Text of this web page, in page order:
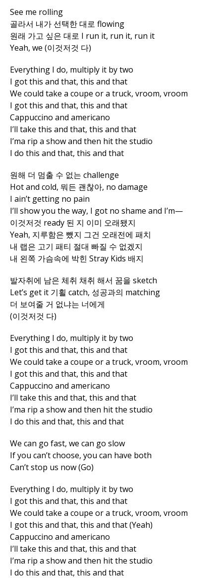
See me rolling
골라서 내가 선택한 대로 flowing
원래 가고 싶은 대로 I run it, run it, run it
Yeah, we (이것저것 다)
Everything I do, multiply it by two
I got this and that, this and that
We could take a coupe or a truck, vroom, vroom
I got this and that, this and that
Cappuccino and americano
I’ll take this and that, this and that
I’ma rip a show and then hit the studio
I do this and that, this and that
원해 더 멈출 수 없는 challenge
Hot and cold, 뭐든 괜찮아, no damage
I ain’t getting no pain
I’ll show you the way, I got no shame and I’m—
이것저것 ready 된 지 이미 오래됐지
Yeah, 지루함은 뺐지 그건 오래전에 패치
내 랩은 고기 패티 절대 빠질 수 없겠지
내 왼쪽 가슴속에 박힌 Stray Kids 배지
발자취에 남은 체취 채취 해서 꿈을 sketch
Let’s get it 기횔 catch, 성공과의 matching
더 보여줄 거 없냐는 너에게
(이것저것 다)
Everything I do, multiply it by two
I got this and that, this and that
We could take a coupe or a truck, vroom, vroom
I got this and that, this and that
Cappuccino and americano
I’ll take this and that, this and that
I’ma rip a show and then hit the studio
I do this and that, this and that
We can go fast, wе can go slow
If you can’t choose, you can have both
Can’t stop us now (Go)
Everything I do, multiply it by two
I got this and that, this and that
Wе could take a coupe or a truck, vroom, vroom
I got this and that, this and that (Yeah)
Cappuccino and americano
I’ll take this and that, this and that
I’ma rip a show and then hit the studio
I do this and that, this and that